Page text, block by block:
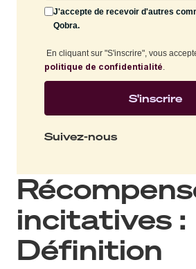
incitatives :
Définition
J'accepte de recevoir d'autres
Qobra.
En cliquant sur "S'inscrire", vous
politique de confidentialité.
Suivez-nous